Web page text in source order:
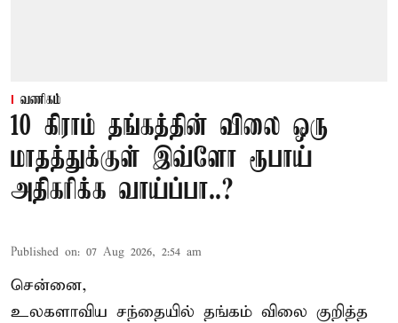
வணிகம்
10 கிராம் தங்கத்தின் விலை ஒரு
மாதத்துக்குள் இவ்ளோ ரூபாய்
அதிகரிக்க வாய்ப்பா..?
Published on: 07 Aug 2026, 2:54 am
சென்னை,
உலகளாவிய சந்தையில் தங்கம் விலை குறித்த